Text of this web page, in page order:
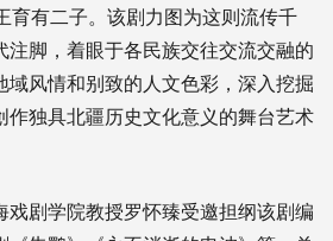
育有二子。该剧力图为这则流传千
注脚，着眼于各民族交往交流交融的
域风情和别致的人文色彩，深入挖掘
作独具北疆历史文化意义的舞台艺术
剧学院教授罗怀臻受邀担纲该剧编